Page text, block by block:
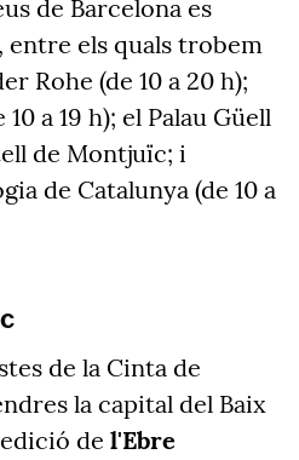
de Barcelona es
, entre els quals trobem
Rohe (de 10 a 20 h);
a 19 h); el Palau Güell
de Montjuïc; i
de Catalunya (de 10 a
de la Cinta de
la capital del Baix
de l'Ebre